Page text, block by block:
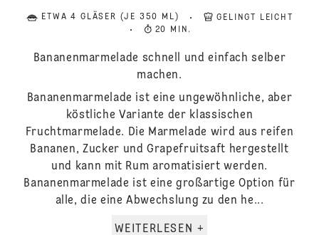
ETWA 4 GLÄSER (JE 350 ML)
GELINGT LEICHT
20 MIN.
Bananenmarmelade schnell und einfach selber
machen.
Bananenmarmelade ist eine ungewöhnliche, aber
köstliche Variante der klassischen
Fruchtmarmelade. Die Marmelade wird aus reifen
Bananen, Zucker und Grapefruitsaft hergestellt
und kann mit Rum aromatisiert werden.
Bananenmarmelade ist eine großartige Option für
alle, die eine Abwechslung zu den he...
WEITERLESEN +